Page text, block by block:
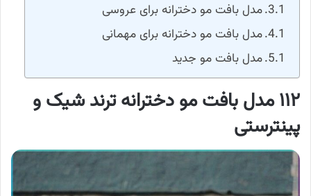
مدل بافت مو دخترانه برای عروسی
مدل بافت مو دخترانه برای مهمانی
مدل بافت مو جدید
۱۱۲ مدل بافت مو دخترانه ترند شیک و
پینترستی